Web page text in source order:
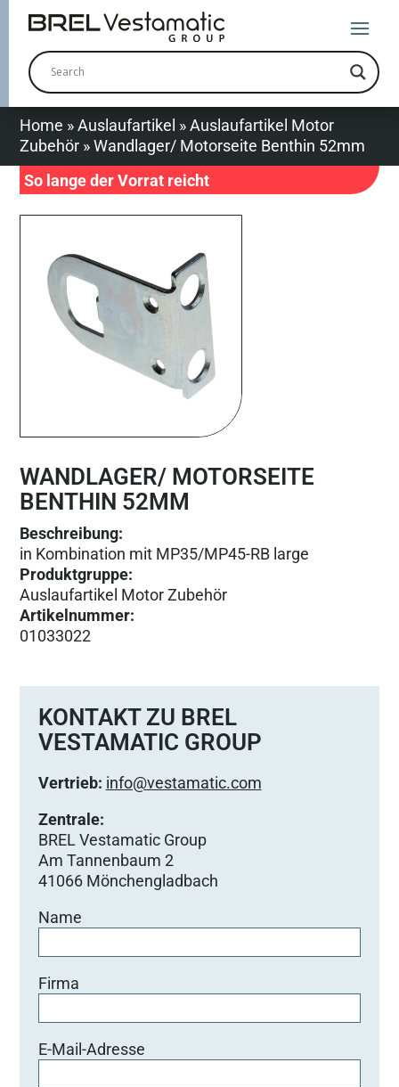
Home »Auslaufartikel »Auslaufartikel Motor
Zubehör »Wandlager/ Motorseite Benthin 52mm
So lange der Vorrat reicht
WANDLAGER/ MOTORSEITE
BENTHIN 52MM
Beschreibung:
in Kombination mit MP35/MP45-RB large
Produktgruppe:
Auslaufartikel Motor Zubehör
Artikelnummer:
01033022
KONTAKT ZU BREL
VESTAMATIC GROUP
Vertrieb: info@vestamatic.com
Zentrale:
BREL Vestamatic Group
Am Tannenbaum 2
41066 Mönchengladbach
Name
Firma
E-Mail-Adresse